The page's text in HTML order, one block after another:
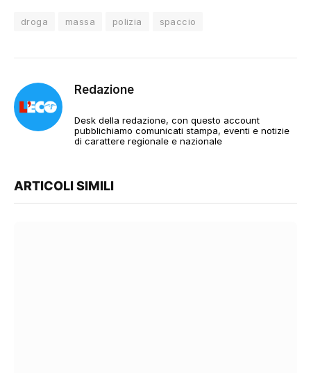
droga massa polizia spaccio
Redazione
Desk della redazione, con questo account
pubblichiamo comunicati stampa, eventi e notizie
di carattere regionale e nazionale
ARTICOLI SIMILI